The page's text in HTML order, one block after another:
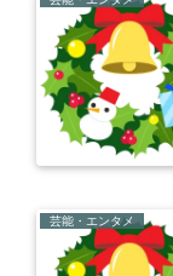
芸能・エンタメ